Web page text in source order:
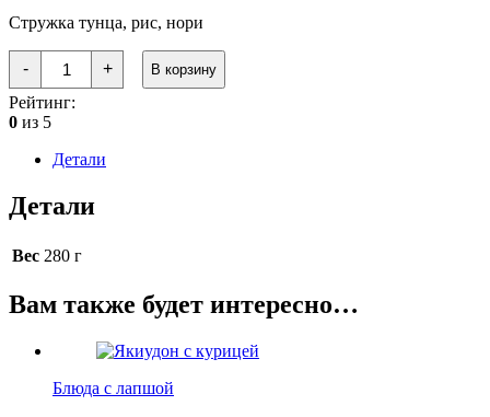
Стружка тунца, рис, нори
-
Количество
товара
Онигири
Окака
+ В корзину
Рейтинг:
0 из 5
Детали
Детали
Вес 280 г
Вам также будет интересно…
Блюда с лапшой